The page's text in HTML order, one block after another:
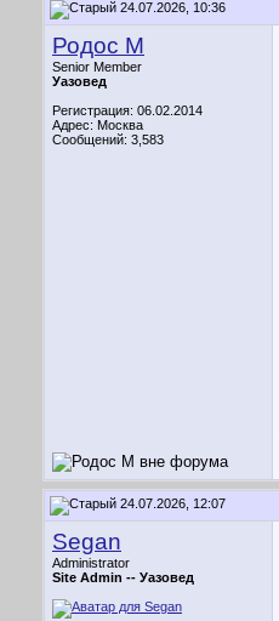
24.07.2026, 10:36
Родос М
Senior Member
Уазовед
Регистрация: 06.02.2014
Адрес: Москва
Сообщений: 3,583
24.07.2026, 12:07
Segan
Administrator
Site Admin -- Уазовед